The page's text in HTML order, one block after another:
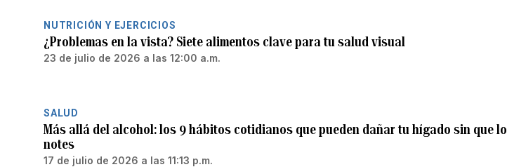
NUTRICIÓN Y EJERCICIOS
¿Problemas en la vista? Siete alimentos clave para tu salud visual
23 de julio de 2026 a las 12:00 a.m.
SALUD
Más allá del alcohol: los 9 hábitos cotidianos que pueden dañar tu hígado sin que lo
notes
17 de julio de 2026 a las 11:13 p.m.